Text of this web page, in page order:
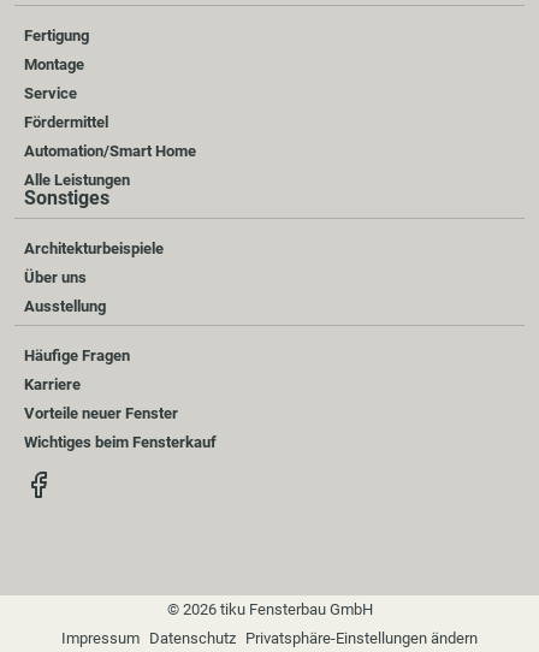
Fertigung
Montage
Service
Fördermittel
Automation/Smart Home
Alle Leistungen
Sonstiges
Architekturbeispiele
Über uns
Ausstellung
Häufige Fragen
Karriere
Vorteile neuer Fenster
Wichtiges beim Fensterkauf
© 2026 tiku Fensterbau GmbH
Impressum Datenschutz Privatsphäre-Einstellungen ändern